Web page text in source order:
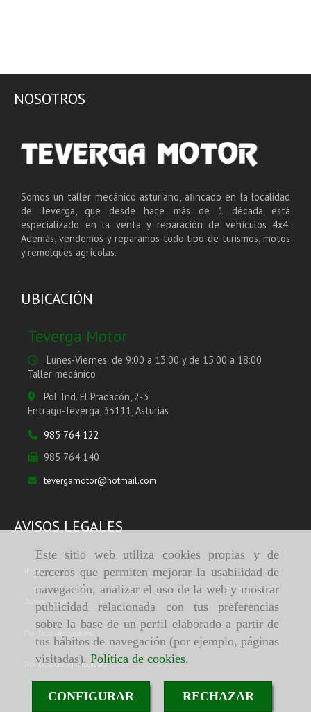
Este sitio web utiliza cookies propias y de
terceros que permiten mejorar la usabilidad de
navegación, analizar el uso de la web y mostrar
publicidad relacionada con tus preferencias
sobre la base de un perfil elaborado a partir de
tus hábitos de navegación (por ejemplo, páginas
visitadas). Política de cookies.
CONFIGURAR RECHAZAR
NOSOTROS
Somos un taller mecánico asturiano, afincado en la localidad
de Teverga, que desde hace más de 1 década está
especializado en la venta y reparación de vehículos 4x4.
Además, vendemos y reparamos todo tipo de turismos, motos
y remolques agrícolas.
UBICACIÓN
Teverga Motor
Lunes-Viernes: de 9:00 a 13:00 y de 15:00 a 18:00
Taller mecánico
Pol. Ind. El Pradacón, 2-3
Entrago-Teverga, 33111, Asturias
985 764 122
985 764 140
tevergamotor hotmail.com
AVISOS LEGALES
Inicio
Aviso Legal
Política de Privacidad